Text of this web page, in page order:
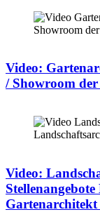
Video:
/ Showroom
Video: